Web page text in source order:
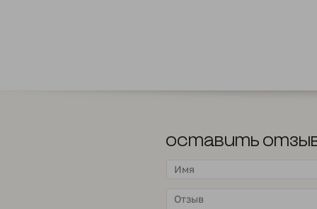
Оставить